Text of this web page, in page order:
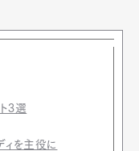
3選
ィを主役に